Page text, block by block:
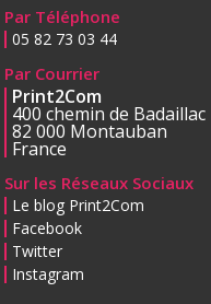
Par Téléphone
05 82 73 03 44
Par Courrier
Print2Com
400 chemin de Badaillac
82 000 Montauban
France
Sur les Réseaux Sociaux
Le blog Print2Com
Facebook
Twitter
Instagram